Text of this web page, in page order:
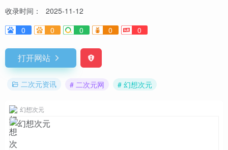
收录时间：
2025-11-12
0
0 0 0 0
打开网站
二次元资讯 # 二次元网 # 幻想次元
幻想次元